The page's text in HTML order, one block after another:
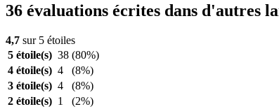
36 évaluations écrites dans d'autres
4,7 sur 5 étoiles
5 étoile(s) 38 (80%)
4 étoile(s) 4
(8%)
3 étoile(s) 4
(8%)
2 étoile(s) 1
(2%)